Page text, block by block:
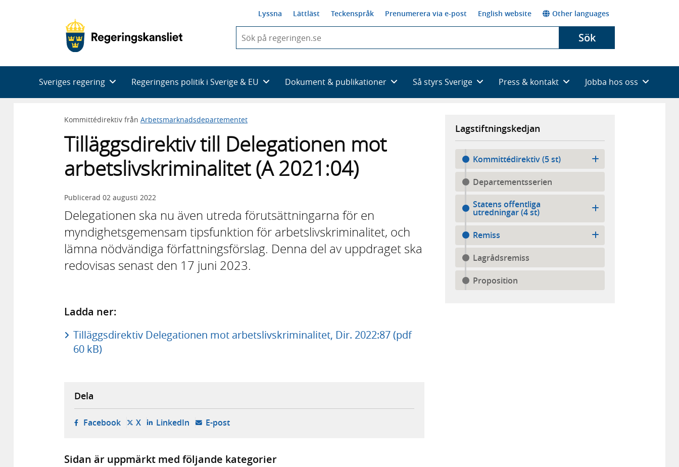
Lyssna Lättläst Teckenspråk Prenumerera via e-post English website Other languages
du
skriva
framträder
en
med
Sök
Sveriges regering Regeringens politik i Sverige & EU Dokument & publikationer Så styrs Sverige Press & kontakt Jobba hos oss
Kommittédirektiv från Arbetsmarknadsdepartementet
Tilläggsdirektiv till Delegationen mot
arbetslivskriminalitet (A 2021:04)
Publicerad 02 augusti 2022
Delegationen ska nu även utreda förutsättningarna för en
myndighetsgemensam tipsfunktion för arbetslivskriminalitet, och
lämna nödvändiga författningsförslag. Denna del av uppdraget ska
redovisas senast den 17 juni 2023.
Ladda ner:
Tilläggsdirektiv Delegationen mot arbetslivskriminalitet, Dir. 2022:87 (pdf
60 kB)
Lagstiftningskedjan
Kommittédirektiv (5 st)
Departementsserien
Statens offentliga
utredningar (4 st)
Remiss
Lagrådsremiss
Proposition
Dela
Facebook- öppnas i ny flik, extern webbplats,
X- öppnas i ny flik, extern webbplats,
LinkedIn- öppnas i ny flik, extern webbplats,
E-post- öppnar din e-postklient,
Sidan är uppmärkt med följande kategorier